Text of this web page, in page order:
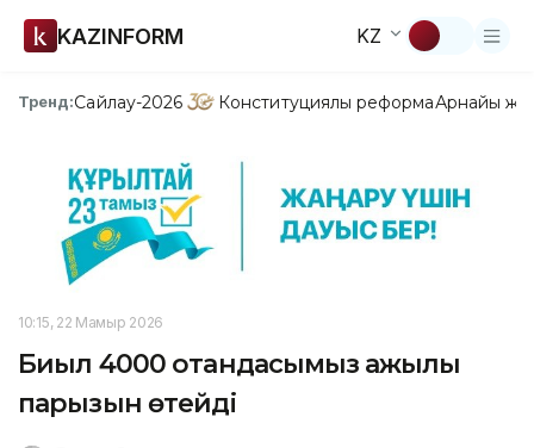
KAZINFORM KZ
Тренд:Сайлау-2026 Конституциялық реформаАрнайы
10:15, 22 Мамыр 2026
Биыл 4000 отандасымыз қажылық
парызын өтейді